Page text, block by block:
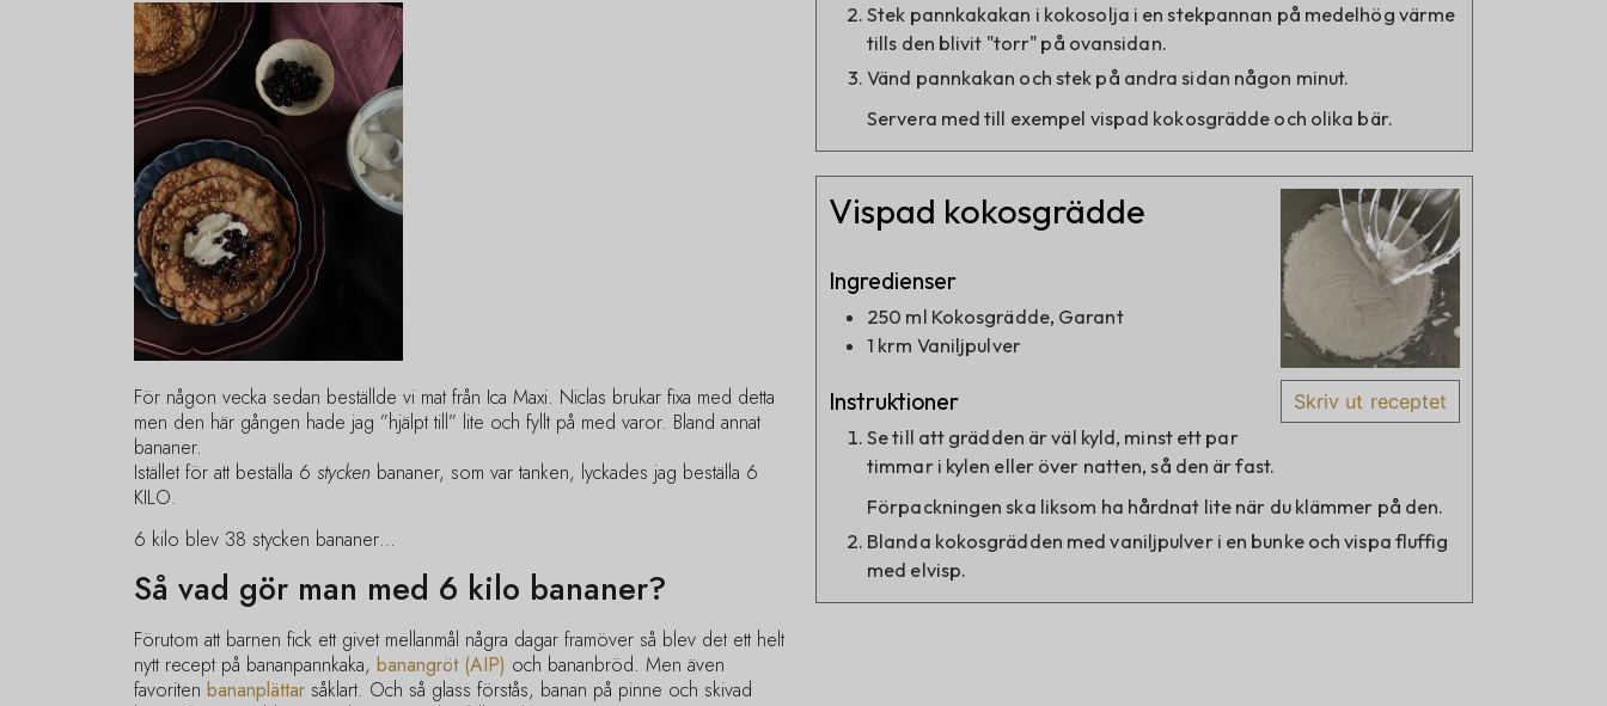
För någon vecka sedan beställde vi mat från Ica Maxi. Niclas brukar fixa med detta
men den här gången hade jag ”hjälpt till” lite och fyllt på med varor. Bland annat
bananer.
Istället för att beställa 6 stycken bananer, som var tanken, lyckades jag beställa 6
KILO.
6 kilo blev 38 stycken bananer…
Så vad gör man med 6 kilo bananer?
Förutom att barnen fick ett givet mellanmål några dagar framöver så blev det ett helt
nytt recept på bananpannkaka, banangröt (AIP) och bananbröd. Men även
favoriten bananplättar såklart. Och så glass förstås, banan på pinne och skivad
Stek pannkakakan i kokosolja i en stekpannan på medelhög värme
tills den blivit "torr" på ovansidan.
Vänd pannkakan och stek på andra sidan någon minut.
Servera med till exempel vispad kokosgrädde och olika bär.
Skriv ut receptet
Vispad kokosgrädde
Ingredienser
250 ml Kokosgrädde, Garant
1 krm Vaniljpulver
Instruktioner
Se till att grädden är väl kyld, minst ett par
timmar i kylen eller över natten, så den är fast.
Förpackningen ska liksom ha hårdnat lite när du klämmer på den.
Blanda kokosgrädden med vaniljpulver i en bunke och vispa fluffig
med elvisp.